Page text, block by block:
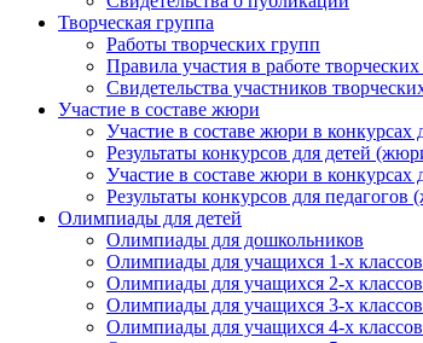
Творческая группа
Работы творческих групп
Правила участия в работе
Свидетельства участников
Участие в составе жюри
Участие в составе жюри в конкурсах
Результаты конкурсов для детей
Участие в составе жюри в конкурсах
Результаты конкурсов для
Олимпиады для детей
Олимпиады для дошкольников
Олимпиады для учащихся 1-х классов
Олимпиады для учащихся 2-х классов
Олимпиады для учащихся 3-х классов
Олимпиады для учащихся 4-х классов